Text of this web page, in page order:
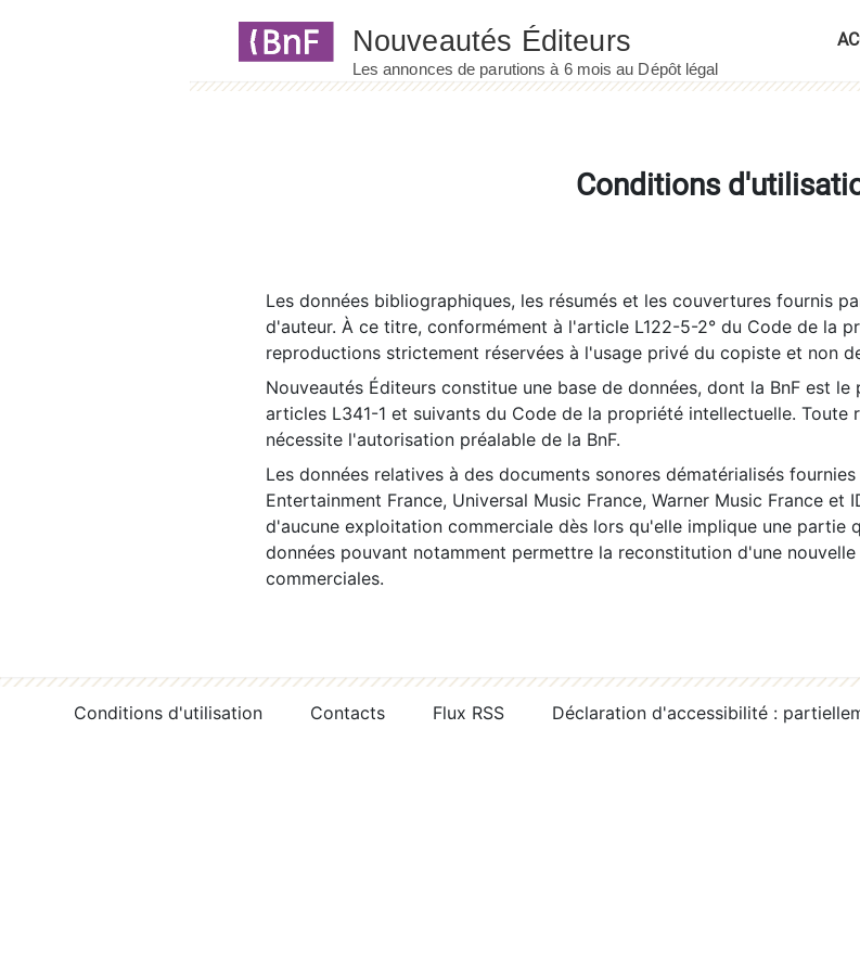
Conditions
Les données bibliographiques, les résumés et les couvertures fournis
d'auteur. À ce titre, conformément à l'article L122-5-2° du Code de la
reproductions strictement réservées à l'usage privé du copiste et non
Nouveautés Éditeurs constitue une base de données, dont la BnF est
articles L341-1 et suivants du Code de la propriété intellectuelle. Toute
nécessite l'autorisation préalable de la BnF.
Les données relatives à des documents sonores dématérialisés
Entertainment France, Universal Music France, Warner Music France et
d'aucune exploitation commerciale dès lors qu'elle implique une partie
données pouvant notamment permettre la reconstitution d'une
commerciales.
Conditions d'utilisation Contacts Flux RSS Déclaration d'accessibilité :